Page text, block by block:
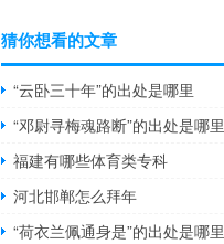
猜你想看的文章
“云卧三十年”的出处是哪里
“邓尉寻梅魂路断”的出处是哪里
福建有哪些体育类专科
河北邯郸怎么拜年
“荷衣兰佩通身是”的出处是哪里